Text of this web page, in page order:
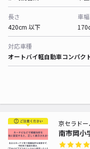
長さ
420cm 以下
車幅
対応車種
オートバイ軽自動車コンパク
南市岡小
京セラド